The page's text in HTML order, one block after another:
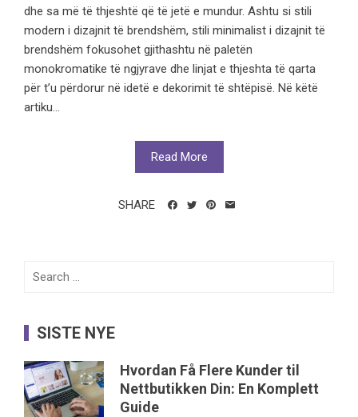
dhe sa më të thjeshtë që të jetë e mundur. Ashtu si stili
modern i dizajnit të brendshëm, stili minimalist i dizajnit të
brendshëm fokusohet gjithashtu në paletën
monokromatike të ngjyrave dhe linjat e thjeshta të qarta
për t’u përdorur në idetë e dekorimit të shtëpisë. Në këtë
artiku...
Read More
SHARE
Search
SISTE NYE
Hvordan Få Flere Kunder til
Nettbutikken Din: En Komplett
Guide